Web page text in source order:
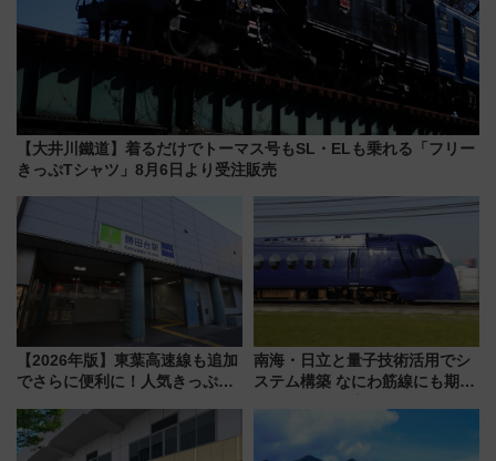
【大井川鐵道】着るだけでトーマス号もSL・ELも乗れる「フリー
きっぷTシャツ」8月6日より受注販売
【2026年版】東葉高速線も追加
でさらに便利に！人気きっぷ
今年も発売 秋・早春に千葉県を
巡るなら使い勝手・コスパ抜群
南海・日立と量子技術活用でシ
ステム構築 なにわ筋線にも期待